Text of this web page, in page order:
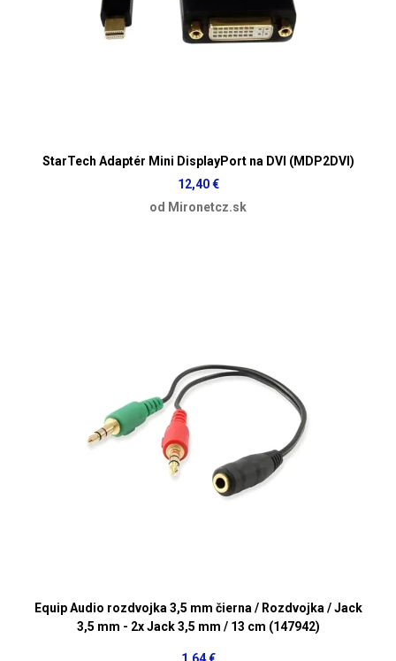
StarTech Adaptér Mini DisplayPort na DVI (MDP2DVI)
12,40 €
od Mironetcz.sk
Equip Audio rozdvojka 3,5 mm čierna / Rozdvojka / Jack
3,5 mm - 2x Jack 3,5 mm / 13 cm (147942)